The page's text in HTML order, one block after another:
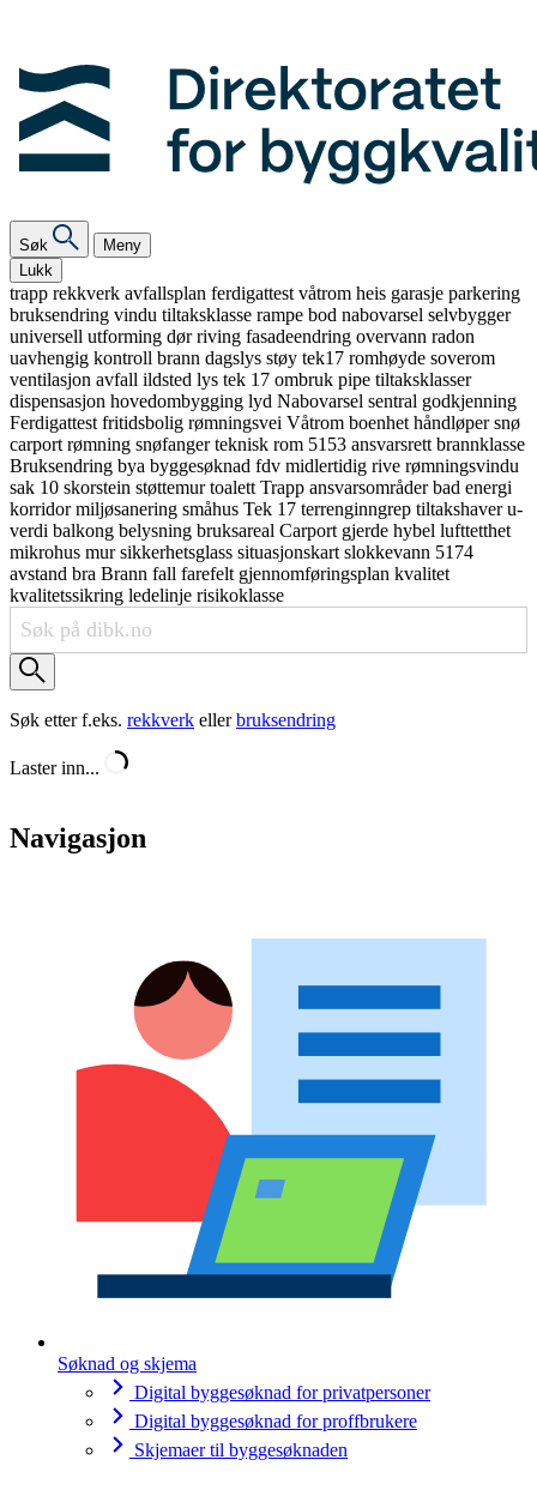
Søk
Meny
Lukk
trapp rekkverk avfallsplan ferdigattest våtrom heis garasje parkering
bruksendring vindu tiltaksklasse rampe bod nabovarsel selvbygger
universell utforming dørriving fasadeendring overvann radon
uavhengig kontroll brann dagslys støy tek17 romhøyde soverom
ventilasjon avfall ildsted lys tek 17 ombruk pipe tiltaksklasser
dispensasjon hovedombygging lyd Nabovarsel sentral godkjenning
Ferdigattest fritidsbolig rømningsvei Våtrom boenhet håndløpersnø
carport rømning snøfangerteknisk rom 5153 ansvarsrett brannklasse
Bruksendring bya byggesøknad fdv midlertidig rive rømningsvindu
sak 10 skorstein støttemurtoalett Trapp ansvarsområderbad energi
korridormiljøsanering småhus Tek 17 terrenginngrep tiltakshaveru-
verdi balkong belysning bruksareal Carport gjerde hybel lufttetthet
mikrohus mursikkerhetsglass situasjonskart slokkevann 5174
avstand bra Brann fall farefelt gjennomføringsplan kvalitet
kvalitetssikring ledelinje risikoklasse
Søk etter f.eks. rekkverk ellerbruksendring
Laster inn...
Navigasjon
Søknad og skjema
Digital byggesøknad for privatpersoner
Digital byggesøknad for proffbrukere
Skjemaer til byggesøknaden